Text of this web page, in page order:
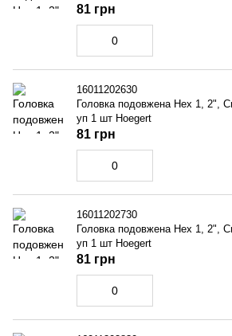
81 грн
16011202630
Головка подовжена Hex 1, 2",
уп 1 шт Hoegert
81 грн
16011202730
Головка подовжена Hex 1, 2",
уп 1 шт Hoegert
81 грн